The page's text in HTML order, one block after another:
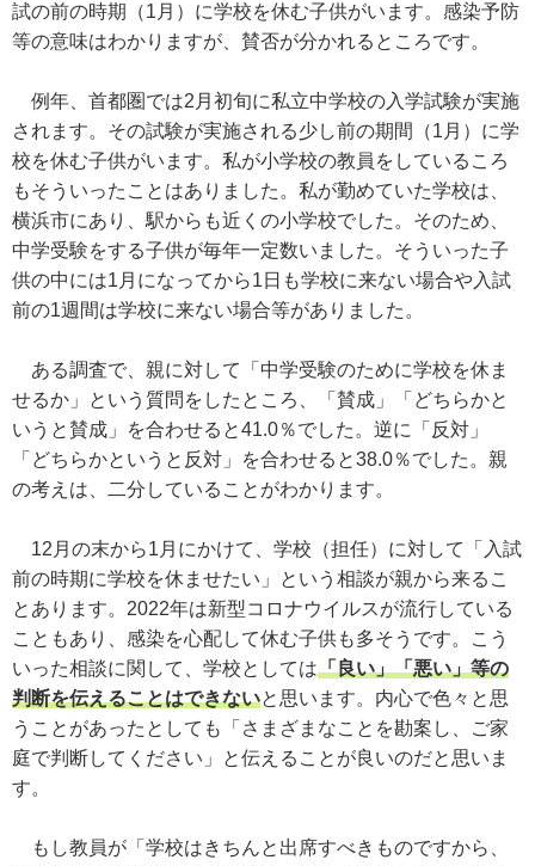
試の前の時期（1月）に学校を休む子供がいます。感染予防
等の意味はわかりますが、賛否が分かれるところです。
例年、首都圏では2月初旬に私立中学校の入学試験が実施
されます。その試験が実施される少し前の期間（1月）に学
校を休む子供がいます。私が小学校の教員をしているころ
もそういったことはありました。私が勤めていた学校は、
横浜市にあり、駅からも近くの小学校でした。そのため、
中学受験をする子供が毎年一定数いました。そういった子
供の中には1月になってから1日も学校に来ない場合や入試
前の1週間は学校に来ない場合等がありました。
ある調査で、親に対して「中学受験のために学校を休ま
せるか」という質問をしたところ、「賛成」「どちらかと
いうと賛成」を合わせると41.0％でした。逆に「反対」
「どちらかというと反対」を合わせると38.0％でした。親
の考えは、二分していることがわかります。
12月の末から1月にかけて、学校（担任）に対して「入試
前の時期に学校を休ませたい」という相談が親から来るこ
とあります。2022年は新型コロナウイルスが流行している
こともあり、感染を心配して休む子供も多そうです。こう
いった相談に関して、学校としては「良い」「悪い」等の
判断を伝えることはできないと思います。内心で色々と思
うことがあったとしても「さまざまなことを勘案し、ご家
庭で判断してください」と伝えることが良いのだと思いま
す。
もし教員が「学校はきちんと出席すべきものですから、